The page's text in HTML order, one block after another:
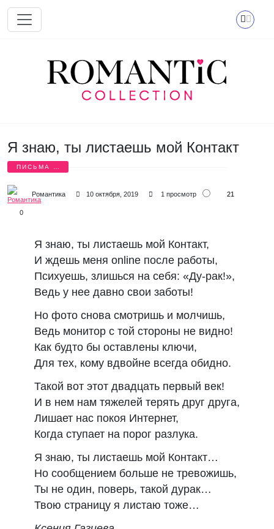
Перейти к основному содержанию
Я знаю, ты листаешь мой Контакт
ПИСЬМА О
Романтика 10 октября, 2019 1 просмотр 21
0
Я знаю, ты листаешь мой Контакт,
И ждешь меня online после работы,
Психуешь, злишься на себя: «Ду-рак!»,
Ведь у нее давно свои заботы!
Но фото снова смотришь и молчишь,
Ведь монитор с той стороны не видно!
Как будто бы оставлены ключи,
Для тех, кому вдвойне всегда обидно.
Такой вот этот двадцать первый век!
И в нем нам тяжелей терять друг друга,
Лишает нас покоя Интернет,
Когда ступает на порог разлука.
Я знаю, ты листаешь мой Контакт…
Но сообщением больше не тревожишь,
Ты не один, поверь, такой дурак…
Твою страницу я листаю тоже…